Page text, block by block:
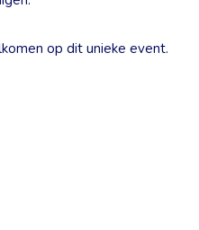
op dit unieke event.